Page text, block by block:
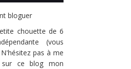
chouette de 6
(vous
pas à me
ce blog mon